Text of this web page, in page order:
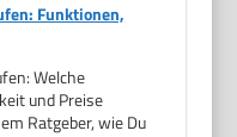
Funktionen,
Welche
und Preise
Ratgeber, wie Du